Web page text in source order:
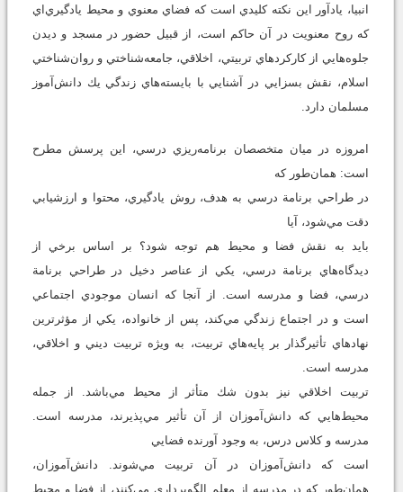
انبيا، يادآور اين نكته كليدي است كه فضاي معنوي و محيط يادگيري‌اي
كه روح معنويت در آن حاكم است، از قبيل حضور در مسجد و ديدن
جلوه‌هايي از كاركردهاي تربيتي، اخلاقي، جامعه‌شناختي و روان‌شناختي
اسلام، نقش بسزايي در آشنايي با بايسته‌هاي زندگي يك دانش‌آموز
مسلمان دارد.
امروزه در ميان متخصصان برنامه‌ريزي درسي، اين پرسش مطرح
است: همان‌طور كه
در طراحي برنامة درسي به هدف، روش يادگيري، محتوا و ارزشيابي
دقت مي‌شود، آيا
بايد به نقش فضا و محيط هم توجه شود؟ بر اساس برخي از
ديدگاه‌هاي برنامة درسي، يكي از عناصر دخيل در طراحي برنامة
درسي، فضا و مدرسه است. از آنجا كه انسان موجودي اجتماعي
است و در اجتماع زندگي مي‌كند، پس از خانواده، يكي از مؤثرترين
نهادهاي تأثير‌گذار بر پايه‌هاي تربيت، به ويژه تربيت ديني و اخلاقي،
مدرسه است.
تربيت اخلاقي نيز بدون شك متأثر از محيط مي‌باشد. از جمله
محيط‌هايي كه دانش‌آموزان از آن تأثير مي‌پذيرند، مدرسه است.
مدرسه و كلاس درس، به وجود آورنده فضايي
است كه دانش‌آموزان در آن تربيت مي‌شوند. دانش‌آموزان،
همان‌طور كه در مدرسه از معلم الگوبرداري مي‌كنند، از فضا و محيط